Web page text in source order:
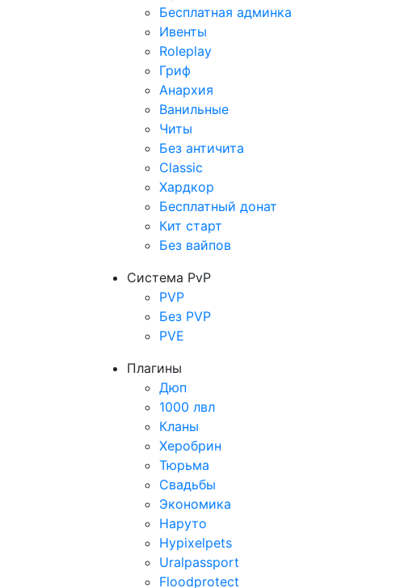
Бесплатная админка
Ивенты
Roleplay
Гриф
Анархия
Ванильные
Читы
Без античита
Classic
Хардкор
Бесплатный донат
Кит старт
Без вайпов
Система PvP
PVP
Без PVP
PVE
Плагины
Дюп
1000 лвл
Кланы
Херобрин
Тюрьма
Свадьбы
Экономика
Наруто
Hypixelpets
Uralpassport
Floodprotect